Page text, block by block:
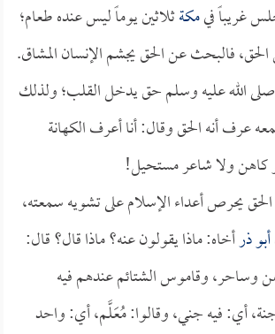
غريباً فيمكةثلاثين يوماً ليس عنده طعام؛
فالبحث عن الحق يجشم الإنسان المشاق.
صلى الله عليه وسلم حق يدخل القلب؛ ولذلك
عرف أنه الحق وقال: أنا أعرف الكهانة
كاهن ولا شاعر مستحيل!
الحق يحرص أعداء الإسلام على تشويه سمعته،
أبو ذرأخاه: ماذا يقولون عنه؟ ماذا قال؟ قال:
وساحر، وقاموس الشتائم عندهم فيه
أي: فيه جني، وقالوا: مُعَلَّم، أي: واحد